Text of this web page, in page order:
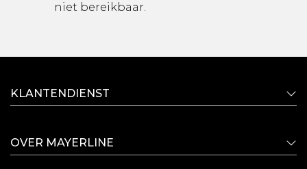
niet bereikbaar.
KLANTENDIENST
OVER MAYERLINE